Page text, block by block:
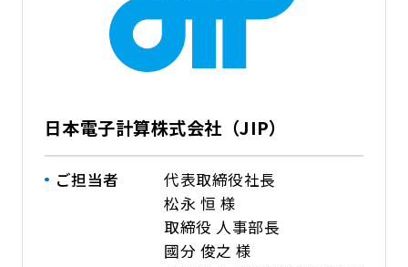
日本電子計算株式会社（JIP）
ご担当者
代表取締役社長
松永 恒 様
取締役 人事部長
國分 俊之 様